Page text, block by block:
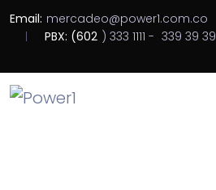
Email: mercadeo@power1.com.co
PBX: (602 ) 333 1111 - 339 39 39